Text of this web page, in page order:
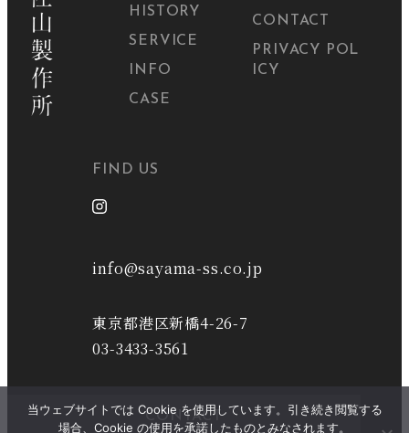
HISTORY
SERVICE
INFO
CASE
CONTACT
PRIVACY POL
ICY
FIND US
info@sayama-ss.co.jp
東京都港区新橋4-26-7
03-3433-3561
CONTACT
当ウェブサイトでは Cookie を使用しています。引き続き閲覧する
場合、Cookie の使用を承諾したものとみなされます。